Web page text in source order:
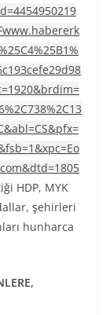
HDP, MYK
şehirleri
hunharca